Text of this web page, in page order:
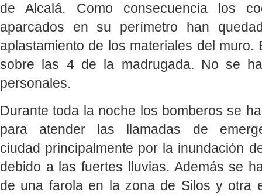
de Alcalá. Como consecuencia los
aparcados en su perímetro han
aplastamiento de los materiales del muro.
sobre las 4 de la madrugada. No se
personales.
Durante toda la noche los bomberos se
para atender las llamadas de
ciudad principalmente por la inundación
debido a las fuertes lluvias. Además se
de una farola en la zona de Silos y otra